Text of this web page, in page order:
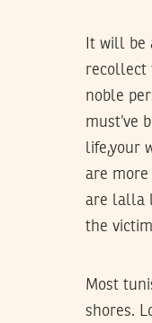
It will be
recollect
noble
must’ve
life,your
are more
are lalla
the
Most
shores.